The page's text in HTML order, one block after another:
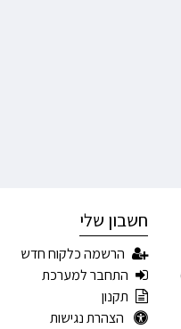
חשבון שלי
הרשמה כלקוח חדש
התחבר למערכת
תקנון
הצהרת נגישות